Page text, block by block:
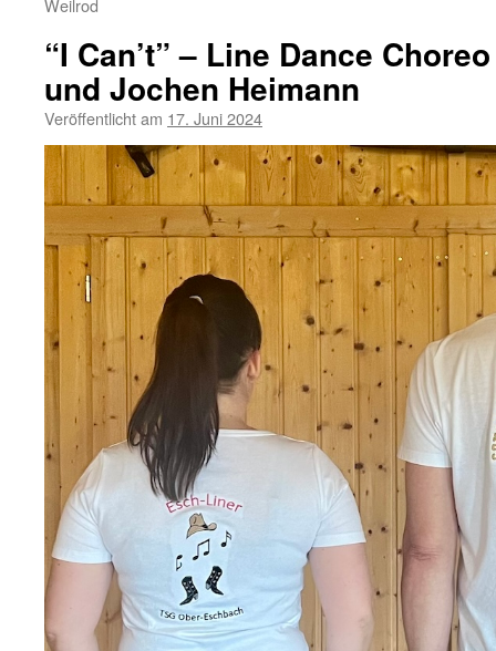
Weilrod
“I Can’t” – Line Dance
und Jochen Heimann
Veröffentlicht am 17. Juni 2024